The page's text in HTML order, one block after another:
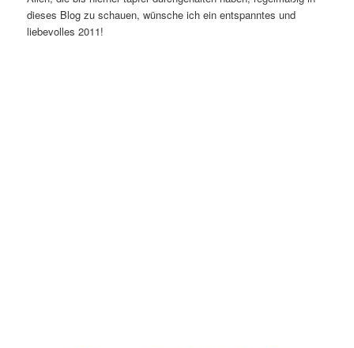
dieses Blog zu schauen, wünsche ich ein entspanntes und
liebevolles 2011!